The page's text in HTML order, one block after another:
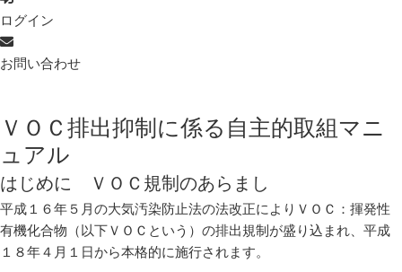
ログイン
お問い合わせ
ＶＯＣ排出抑制に係る自主的取組マニ
ュアル
はじめに ＶＯＣ規制のあらまし
平成１６年５月の大気汚染防止法の法改正によりＶＯＣ：揮発性
有機化合物（以下ＶＯＣという）の排出規制が盛り込まれ、平成
１８年４月１日から本格的に施行されます。